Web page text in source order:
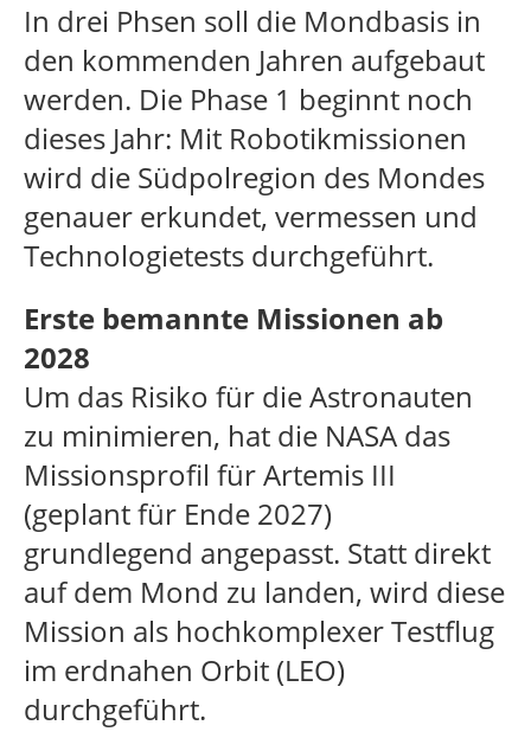
In drei Phsen soll die Mondbasis in
den kommenden Jahren aufgebaut
werden. Die Phase 1 beginnt noch
dieses Jahr: Mit Robotikmissionen
wird die Südpolregion des Mondes
genauer erkundet, vermessen und
Technologietests durchgeführt.
Erste bemannte Missionen ab
2028
Um das Risiko für die Astronauten
zu minimieren, hat die NASA das
Missionsprofil für Artemis III
(geplant für Ende 2027)
grundlegend angepasst. Statt direkt
auf dem Mond zu landen, wird diese
Mission als hochkomplexer Testflug
im erdnahen Orbit (LEO)
durchgeführt.